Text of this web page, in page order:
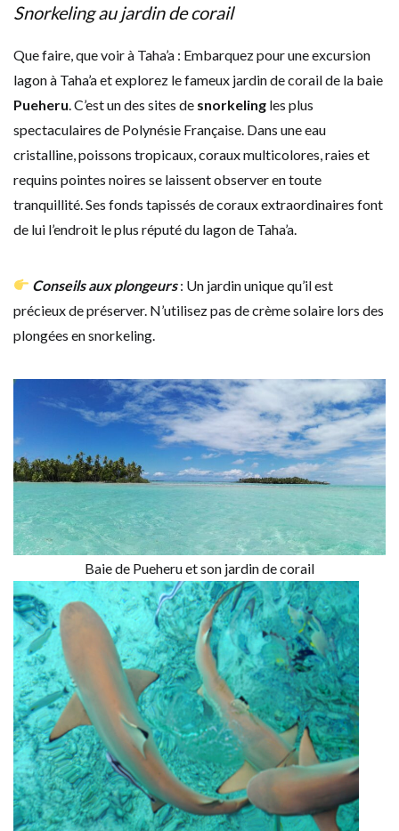
Snorkeling au jardin de corail
Que faire, que voir à Taha’a : Embarquez pour une excursion
lagon à Taha’a et explorez le fameux jardin de corail de la baie
Pueheru . C’est un des sites de snorkeling les plus
spectaculaires de Polynésie Française. Dans une eau
cristalline, poissons tropicaux, coraux multicolores, raies et
requins pointes noires se laissent observer en toute
tranquillité. Ses fonds tapissés de coraux extraordinaires font
de lui l’endroit le plus réputé du lagon de Taha’a.
Conseils aux plongeurs: Un jardin unique qu’il est
précieux de préserver. N’utilisez pas de crème solaire lors des
plongées en snorkeling.
Baie de Pueheru et son jardin de corail